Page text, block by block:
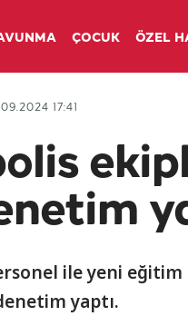
ÇOCUK ÖZEL
17:41
ile yeni
yaptı.